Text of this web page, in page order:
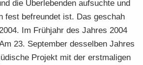
die Über­le­ben­den auf­such­te und
fest be­freun­det ist. Das ge­schah
Im Früh­jahr des Jah­res 2004
23. Sep­tem­ber des­sel­ben Jah­res
Pro­jekt mit der erst­ma­li­gen